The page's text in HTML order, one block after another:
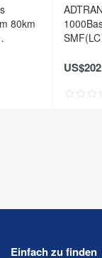
80km
Einfach zu finden